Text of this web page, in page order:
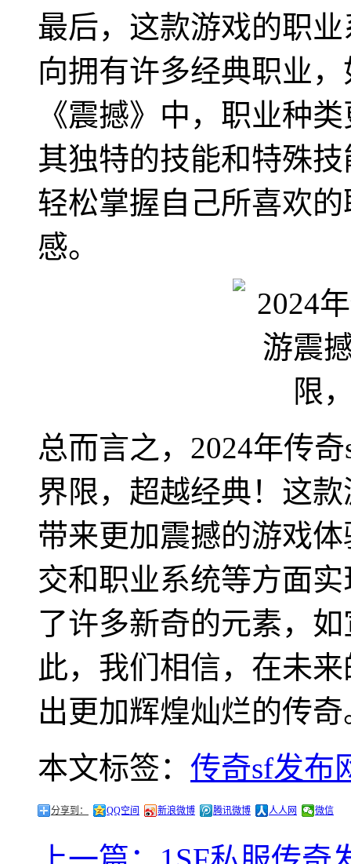
最后，这款游戏的职
向拥有许多经典职业
《震撼》中，职业种
其独特的技能和特殊
轻松掌握自己所喜欢
感。
总而言之，2024年传
界限，超越经典！这
带来更加震撼的游戏
交和职业系统等方面
了许多新奇的元素，
此，我们相信，在未
出更加辉煌灿烂的传奇
本文标签： 传奇sf发布
分享到： QQ空间 新浪微博 腾讯微博 人人网 微信